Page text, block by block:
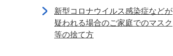
新型コロナウイルス感染症などが
疑われる場合のご家庭でのマスク
等の捨て方